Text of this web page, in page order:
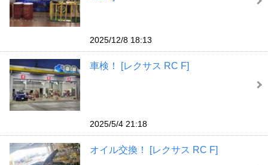
2025/12/8 18:13
車検！ [レクサス RC F]
2025/5/4 21:18
オイル交換！ [レクサス RC F]